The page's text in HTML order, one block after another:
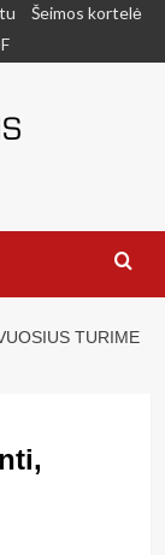
Šeimos kortelė
TURIME